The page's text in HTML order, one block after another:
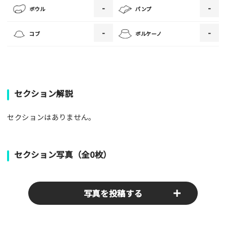
・人物の顔が写っている場合はモザイク処理を行います。
・画像の規定サイズは横幅640px以上となります。
ボウル - パンプ -
コブ - ボルケーノ -
セクション解説
セクションはありません。
セクション写真（全0枚）
写真を投稿する